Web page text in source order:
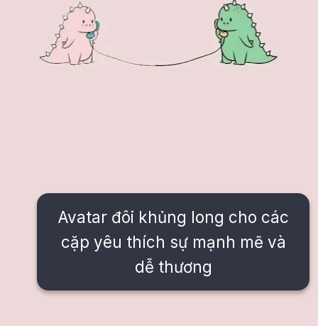
Avatar đôi khủng long cho các
cặp yêu thích sự mạnh mẽ và
dễ thương